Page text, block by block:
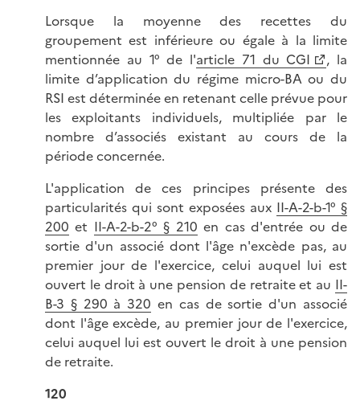
Lorsque la moyenne des recettes du
groupement est inférieure ou égale à la limite
mentionnée au 1° de l'article 71 du CGI
, la
limite d’application du régime micro-BA ou du
RSI est déterminée en retenant celle prévue pour
les exploitants individuels, multipliée par le
nombre d’associés existant au cours de la
période concernée.
L'application de ces principes présente des
particularités qui sont exposées aux II-A-2-b-1° §
200 et II-A-2-b-2° § 210 en cas d'entrée ou de
sortie d'un associé dont l'âge n'excède pas, au
premier jour de l'exercice, celui auquel lui est
ouvert le droit à une pension de retraite et au II-
B-3 § 290 à 320 en cas de sortie d'un associé
dont l'âge excède, au premier jour de l'exercice,
celui auquel lui est ouvert le droit à une pension
de retraite.
120